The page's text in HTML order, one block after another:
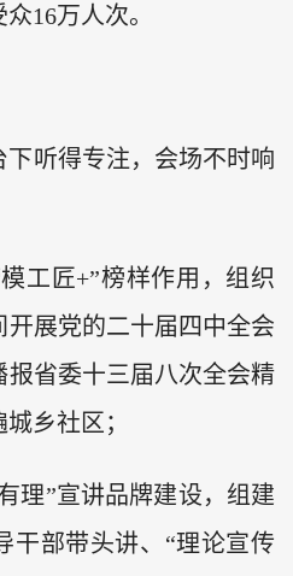
16万人次。
下听得专注，会场不时响
工匠+”榜样作用，组织
展党的二十届四中全会
省委十三届八次全会精
乡社区；
理”宣讲品牌建设，组建
干部带头讲、“理论宣传